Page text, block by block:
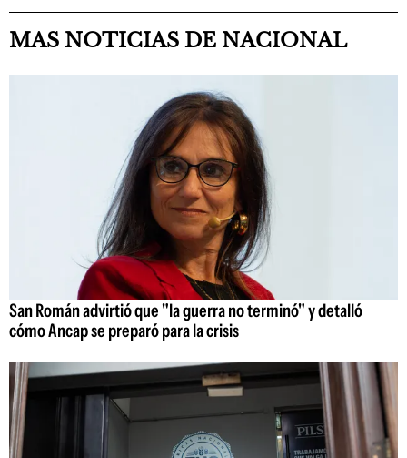
MAS NOTICIAS DE NACIONAL
San Román advirtió que "la guerra no terminó" y detalló
cómo Ancap se preparó para la crisis